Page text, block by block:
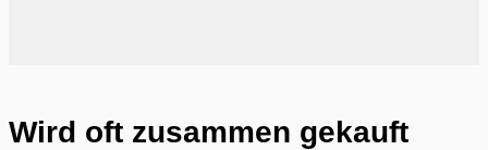
Wird oft zusammen gekauft